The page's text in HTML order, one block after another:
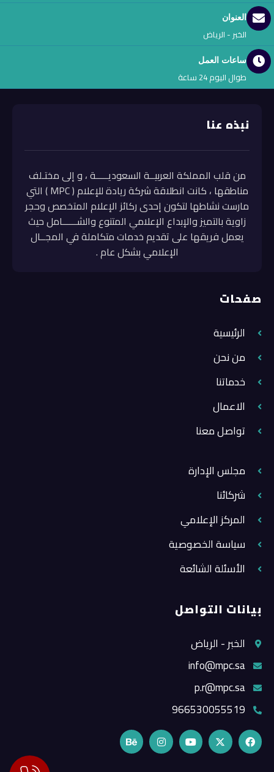
العنوان
الخبر - الرياض
ساعات العمل
طوال اليوم 24 ساعة
نبذه عنا
من قلب المملكة العربيــة السعوديـــــة ، و إلى مختـلف
مناطقها ، كانت انطلاقة شركة ريادة للإعلام ( MPC ) التي
مارست نشاطها لتكون إحدى ركائز الإعلام المتخصص وحجر
زاوية بالتميز والإبداع الإعلامي المتنوع والشــــــامل حيث
يعمل فريقها على تقديم خدمات متكاملة في المجــال
الإعلامي بشكل عام .
صفحات
الرئيسية
من نحن
خدماتنا
الاعمال
تواصل معنا
مجلس الإدارة
شركائنا
المركز الإعلامي
سياسة الخصوصية
الأسئلة الشائعة
بيانات التواصل
الخبر - الرياض
info@mpc.sa
p.r@mpc.sa
966530055519